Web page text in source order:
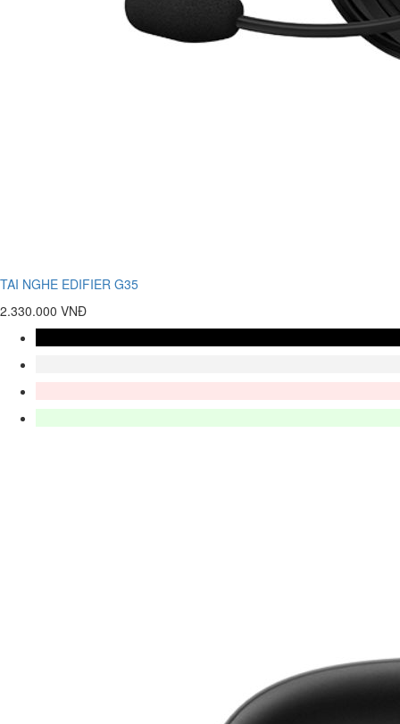
TAI NGHE EDIFIER G35
2.330.000 VNĐ